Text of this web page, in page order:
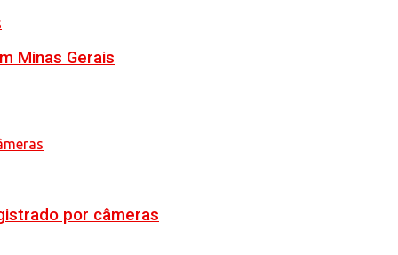
por câmeras
Minas Gerais